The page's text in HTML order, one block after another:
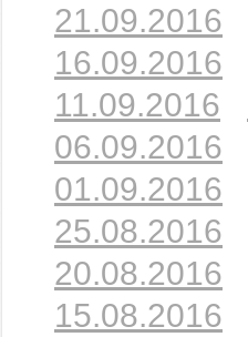
21.09.2016
16.09.2016
11.09.2016
06.09.2016
01.09.2016
25.08.2016
20.08.2016
15.08.2016